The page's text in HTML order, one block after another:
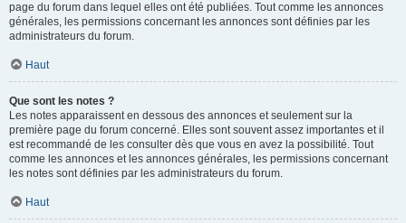
page du forum dans lequel elles ont été publiées. Tout comme les annonces
générales, les permissions concernant les annonces sont définies par les
administrateurs du forum.
Haut
Que sont les notes ?
Les notes apparaissent en dessous des annonces et seulement sur la
première page du forum concerné. Elles sont souvent assez importantes et il
est recommandé de les consulter dès que vous en avez la possibilité. Tout
comme les annonces et les annonces générales, les permissions concernant
les notes sont définies par les administrateurs du forum.
Haut